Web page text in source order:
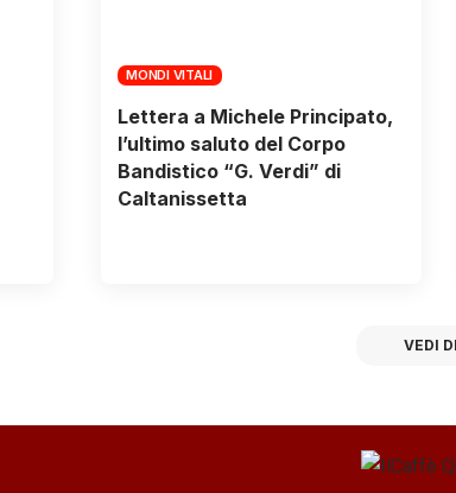
MONDI VITALI
Lettera a Michele Principato,
l’ultimo saluto del Corpo
Bandistico “G. Verdi” di
Caltanissetta
VEDI